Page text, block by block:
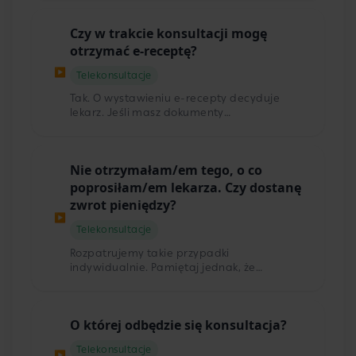
do Ciebie automat — odbierz telefon i
zaakceptuj regulamin wciskając 1 na
klawiaturze. Jeżeli wybrałaś/eś czat albo
wideo, zaloguj się na Konto Pacjenta. Po
konsultacja — klikając "wejdź" otworzysz
okno konsultacji, gdzie o umówionej
▶
Czy w trakcie konsultacji mogę
otrzymać e-receptę?
Telekonsultacje
Tak. O wystawieniu e-recepty decyduje
lekarz. Jeśli masz dokumenty
logując się na swoje Konto Pacjenta.
▶
Nie otrzymałam/em tego, o co
poprosiłam/em lekarza. Czy dostanę
zwrot pieniędzy?
Telekonsultacje
Rozpatrujemy takie przypadki
indywidualnie. Pamiętaj jednak, że
podejmuje lekarz, opierając się na
dokumentacji.
O której odbędzie się konsultacja?
Telekonsultacje